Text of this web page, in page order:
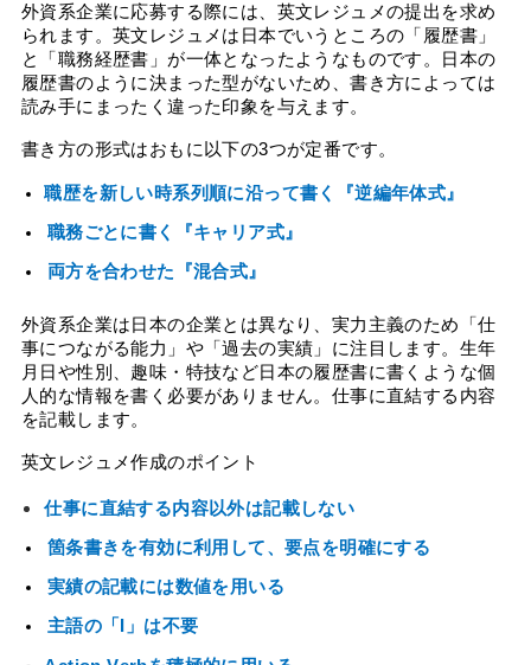
外資系企業に応募する際には、英文レジュメの提出を求め
られます。英文レジュメは日本でいうところの「履歴書」
と「職務経歴書」が一体となったようなものです。日本の
履歴書のように決まった型がないため、書き方によっては
読み手にまったく違った印象を与えます。
書き方の形式はおもに以下の3つが定番です。
職歴を新しい時系列順に沿って書く『逆編年体式』
職務ごとに書く『キャリア式』
両方を合わせた『混合式』
外資系企業は日本の企業とは異なり、実力主義のため「仕
事につながる能力」や「過去の実績」に注目します。生年
月日や性別、趣味・特技など日本の履歴書に書くような個
人的な情報を書く必要がありません。仕事に直結する内容
を記載します。
英文レジュメ作成のポイント
仕事に直結する内容以外は記載しない
箇条書きを有効に利用して、要点を明確にする
実績の記載には数値を用いる
主語の「I」は不要